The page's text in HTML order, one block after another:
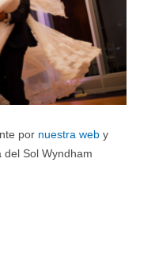
por nuestra web y
del Sol Wyndham